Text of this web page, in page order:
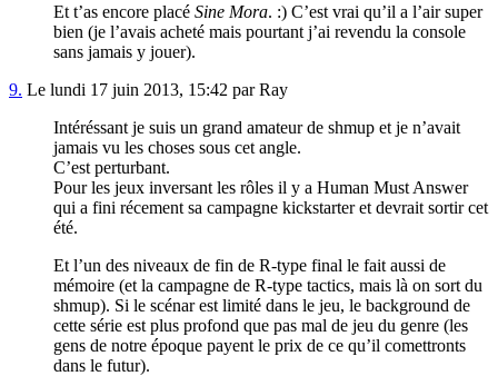
Et t’as encore placé Sine Mora. :) C’est vrai qu’il a l’air super
bien (je l’avais acheté mais pourtant j’ai revendu la console
sans jamais y jouer).
9. Le lundi 17 juin 2013, 15:42 par Ray
Intéréssant je suis un grand amateur de shmup et je n’avait
jamais vu les choses sous cet angle.
C’est perturbant.
Pour les jeux inversant les rôles il y a Human Must Answer
qui a fini récement sa campagne kickstarter et devrait sortir cet
été.
Et l’un des niveaux de fin de R-type final le fait aussi de
mémoire (et la campagne de R-type tactics, mais là on sort du
shmup). Si le scénar est limité dans le jeu, le background de
cette série est plus profond que pas mal de jeu du genre (les
gens de notre époque payent le prix de ce qu’il comettronts
dans le futur).